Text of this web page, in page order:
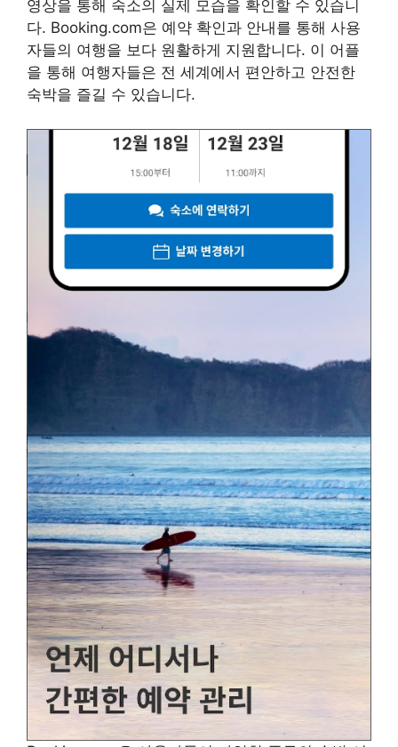
영상을 통해 숙소의 실제 모습을 확인할 수 있습니
다. Booking.com은 예약 확인과 안내를 통해 사용
자들의 여행을 보다 원활하게 지원합니다. 이 어플
을 통해 여행자들은 전 세계에서 편안하고 안전한
숙박을 즐길 수 있습니다.